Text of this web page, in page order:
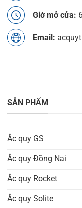
Giờ mở cửa:
Email:
SẢN PHẨM
Ắc quy GS
Ắc quy Đồng Nai
Ắc quy Rocket
Ắc quy Solite